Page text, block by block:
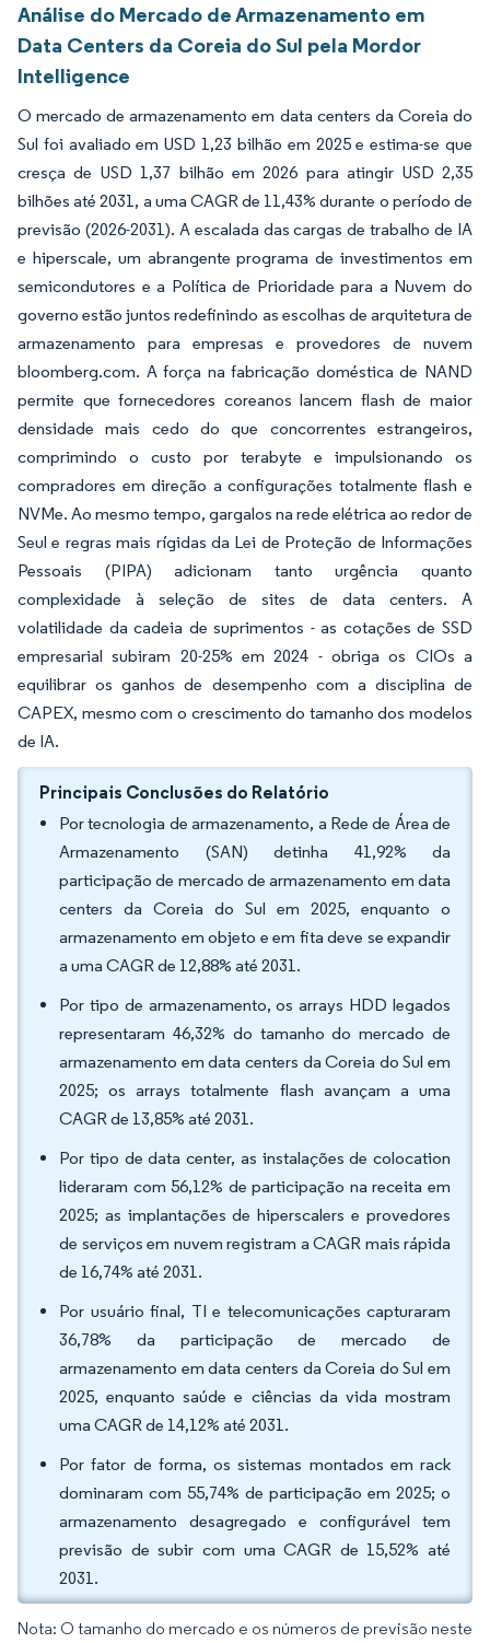
Análise do Mercado de Armazenamento em
Data Centers da Coreia do Sul pela Mordor
Intelligence
O mercado de armazenamento em data centers da Coreia do
Sul foi avaliado em USD 1,23 bilhão em 2025 e estima-se que
cresça de USD 1,37 bilhão em 2026 para atingir USD 2,35
bilhões até 2031, a uma CAGR de 11,43% durante o período de
previsão (2026-2031). A escalada das cargas de trabalho de IA
e hiperscale, um abrangente programa de investimentos em
semicondutores e a Política de Prioridade para a Nuvem do
governo estão juntos redefinindo as escolhas de arquitetura de
armazenamento para empresas e provedores de nuvem
bloomberg.com. A força na fabricação doméstica de NAND
permite que fornecedores coreanos lancem flash de maior
densidade mais cedo do que concorrentes estrangeiros,
comprimindo o custo por terabyte e impulsionando os
compradores em direção a configurações totalmente flash e
NVMe. Ao mesmo tempo, gargalos na rede elétrica ao redor de
Seul e regras mais rígidas da Lei de Proteção de Informações
Pessoais (PIPA) adicionam tanto urgência quanto
complexidade à seleção de sites de data centers. A
volatilidade da cadeia de suprimentos - as cotações de SSD
empresarial subiram 20-25% em 2024 - obriga os CIOs a
equilibrar os ganhos de desempenho com a disciplina de
CAPEX, mesmo com o crescimento do tamanho dos modelos
de IA.
Principais Conclusões do Relatório
Por tecnologia de armazenamento, a Rede de Área de
Armazenamento (SAN) detinha 41,92% da
participação de mercado de armazenamento em data
centers da Coreia do Sul em 2025, enquanto o
armazenamento em objeto e em fita deve se expandir
a uma CAGR de 12,88% até 2031.
Por tipo de armazenamento, os arrays HDD legados
representaram 46,32% do tamanho do mercado de
armazenamento em data centers da Coreia do Sul em
2025; os arrays totalmente flash avançam a uma
CAGR de 13,85% até 2031.
Por tipo de data center, as instalações de colocation
lideraram com 56,12% de participação na receita em
2025; as implantações de hiperscalers e provedores
de serviços em nuvem registram a CAGR mais rápida
de 16,74% até 2031.
Por usuário final, TI e telecomunicações capturaram
36,78% da participação de mercado de
armazenamento em data centers da Coreia do Sul em
2025, enquanto saúde e ciências da vida mostram
uma CAGR de 14,12% até 2031.
Por fator de forma, os sistemas montados em rack
dominaram com 55,74% de participação em 2025; o
armazenamento desagregado e configurável tem
previsão de subir com uma CAGR de 15,52% até
2031.
Nota: O tamanho do mercado e os números de previsão neste